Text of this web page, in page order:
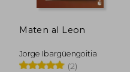
Maten al Leon
Jorge Ibargüengoitia
(2)